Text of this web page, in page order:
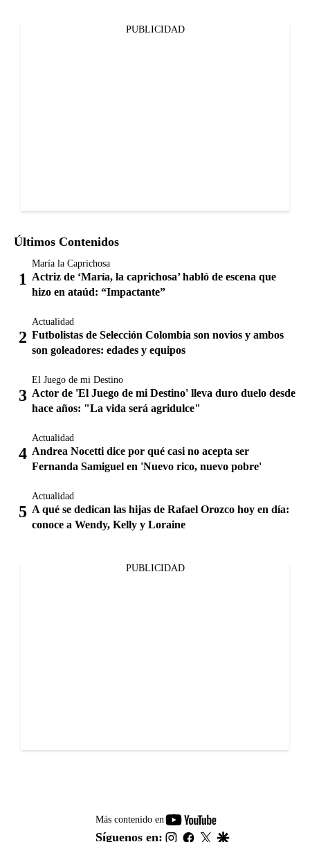
PUBLICIDAD
Últimos Contenidos
María la Caprichosa
Actriz de ‘María, la caprichosa’ habló de escena que
hizo en ataúd: “Impactante”
Actualidad
Futbolistas de Selección Colombia son novios y ambos
son goleadores: edades y equipos
El Juego de mi Destino
Actor de 'El Juego de mi Destino' lleva duro duelo desde
hace años: "La vida será agridulce"
Actualidad
Andrea Nocetti dice por qué casi no acepta ser
Fernanda Samiguel en 'Nuevo rico, nuevo pobre'
Actualidad
A qué se dedican las hijas de Rafael Orozco hoy en día:
conoce a Wendy, Kelly y Loraine
PUBLICIDAD
Más contenido en
youtube-
footer
Síguenos en: instagram
facebook
twitter